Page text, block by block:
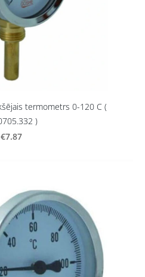
termometrs 0-120 C (
)
€7.87